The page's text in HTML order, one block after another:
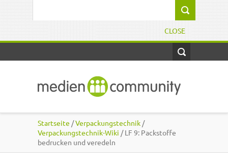
CLOSE
Startseite /Verpackungstechnik /
Verpackungstechnik-Wiki / LF 9: Packstoffe
bedrucken und veredeln